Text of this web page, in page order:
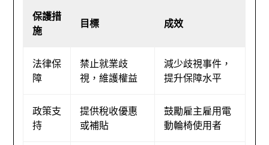
保護措
施
目標 成效
法律保
障
禁止就業歧
視，維護權益
減少歧視事件，
提升保障水平
政策支
持
提供稅收優惠
或補貼
鼓勵雇主雇用電
動輪椅使用者